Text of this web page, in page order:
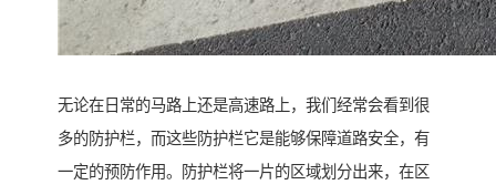
无论在日常的马路上还是高速路上，我们经常会看到很
多的防护栏，而这些防护栏它是能够保障道路安全，有
一定的预防作用。防护栏将一片的区域划分出来，在区